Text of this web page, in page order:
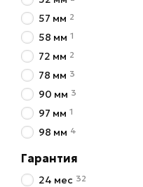
57 мм 2
58 мм 1
72 мм 2
78 мм 3
90 мм 3
97 мм 1
98 мм 4
Гарантия
24 мес 32